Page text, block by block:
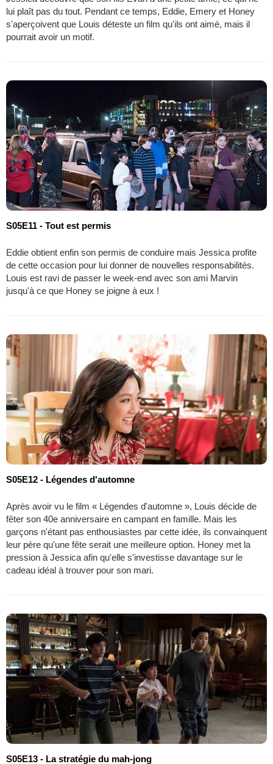
lui plaît pas du tout. Pendant ce temps, Eddie, Emery et Honey
s'aperçoivent que Louis déteste un film qu'ils ont aimé, mais il
pourrait avoir un motif.
S05E11 - Tout est permis
Eddie obtient enfin son permis de conduire mais Jessica profite
de cette occasion pour lui donner de nouvelles responsabilités.
Louis est ravi de passer le week-end avec son ami Marvin
jusqu'à ce que Honey se joigne à eux !
S05E12 - Légendes d'automne
Après avoir vu le film « Légendes d'automne », Louis décide de
fêter son 40e anniversaire en campant en famille. Mais les
garçons n'étant pas enthousiastes par cette idée, ils convainquent
leur père qu'une fête serait une meilleure option. Honey met la
pression à Jessica afin qu'elle s'investisse davantage sur le
cadeau idéal à trouver pour son mari.
S05E13 - La stratégie du mah-jong